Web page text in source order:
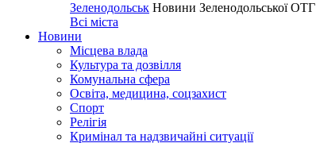
Зеленодольськ Новини Зеленодольської ОТГ
Всі міста
Новини
Місцева влада
Культура та дозвілля
Комунальна сфера
Освіта, медицина, соцзахист
Спорт
Релігія
Кримінал та надзвичайні ситуації